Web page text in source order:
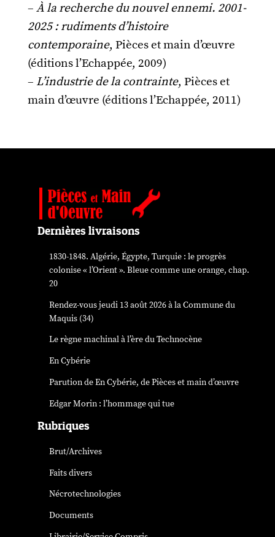
–À la recherche du nouvel ennemi. 2001-
2025 : rudiments d’histoire
contemporaine, Pièces et main d’œuvre
(éditions l’Echappée, 2009)
– L’industrie de la contrainte, Pièces et
main d’œuvre (éditions l’Echappée, 2011)
Dernières livraisons
1830-1848. Algérie, Égypte, Turquie : le progrès
colonise « l’Orient ». Bleue comme une orange, chap.
20
Rendez-vous jeudi 13 août 2026 à la Commune du
Maquis (34)
Le règne machinal à l’ère du Technocène
En Cybérie
Parution deEn Cybérie, de Pièces et main d’œuvre
Edgar Morin : l’hommage qui tue
Rubriques
Brut/Archives
Faits divers
Nécrotechnologies
Documents